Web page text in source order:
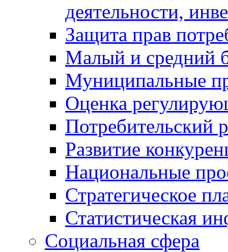
деятельности,
Защита прав
Малый и средний
Муниципальные
Оценка
Потребительский
Развитие
Национальные
Стратегическое
Статистическая
Социальная сфера